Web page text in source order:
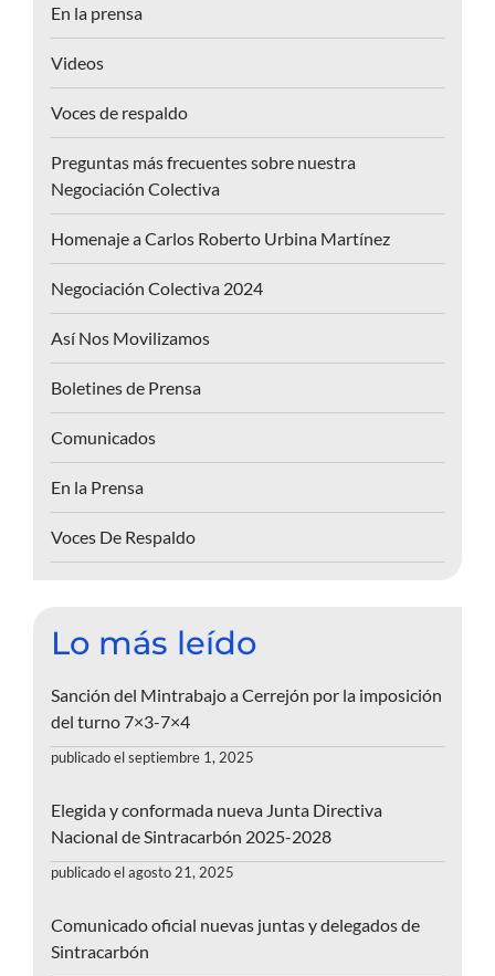
En la prensa
Videos
Voces de respaldo
Preguntas más frecuentes sobre nuestra
Negociación Colectiva
Homenaje a Carlos Roberto Urbina Martínez
Negociación Colectiva 2024
Así Nos Movilizamos
Boletines de Prensa
Comunicados
En la Prensa
Voces De Respaldo
Lo más leído
Sanción del Mintrabajo a Cerrejón por la imposición
del turno 7×3-7×4
publicado el septiembre 1, 2025
Elegida y conformada nueva Junta Directiva
Nacional de Sintracarbón 2025-2028
publicado el agosto 21, 2025
Comunicado oficial nuevas juntas y delegados de
Sintracarbón